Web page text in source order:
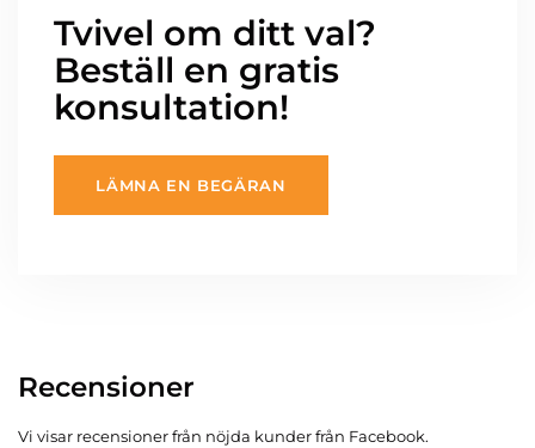
Tvivel om ditt val?
Beställ en gratis
konsultation!
LÄMNA EN BEGÄRAN
Recensioner
Vi visar recensioner från nöjda kunder från Facebook.